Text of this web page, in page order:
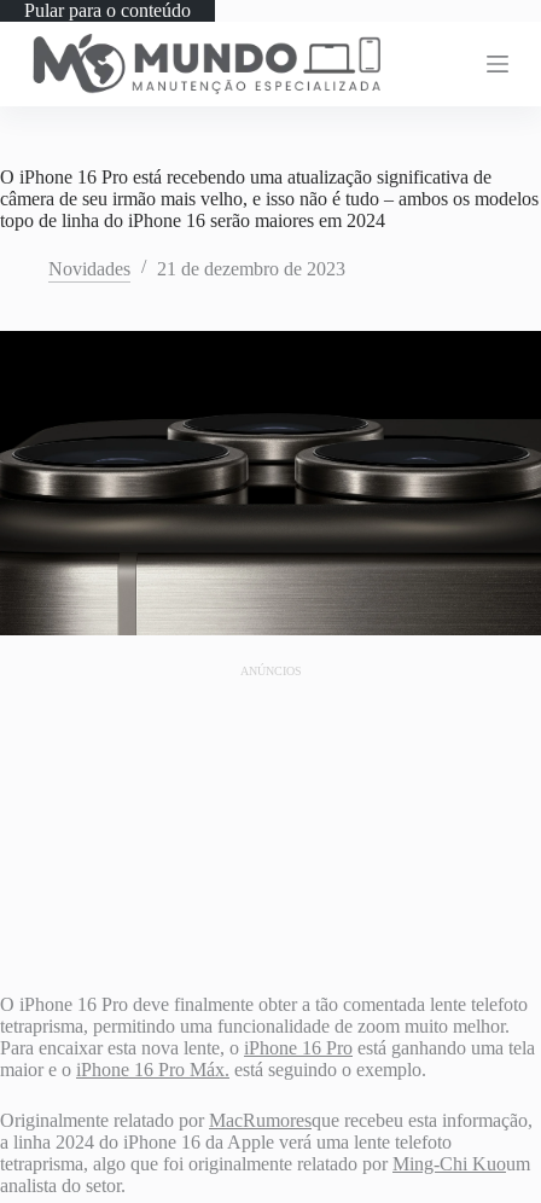
Pular para o conteúdo
O iPhone 16 Pro está recebendo uma atualização significativa de
câmera de seu irmão mais velho, e isso não é tudo – ambos os modelos
topo de linha do iPhone 16 serão maiores em 2024
Novidades 21 de dezembro de 2023
ANÚNCIOS
O iPhone 16 Pro deve finalmente obter a tão comentada lente telefoto
tetraprisma, permitindo uma funcionalidade de zoom muito melhor.
Para encaixar esta nova lente, o iPhone 16 Pro está ganhando uma tela
maior e o iPhone 16 Pro Máx. está seguindo o exemplo.
Originalmente relatado por MacRumoresque recebeu esta informação,
a linha 2024 do iPhone 16 da Apple verá uma lente telefoto
tetraprisma, algo que foi originalmente relatado por Ming-Chi Kuoum
analista do setor.